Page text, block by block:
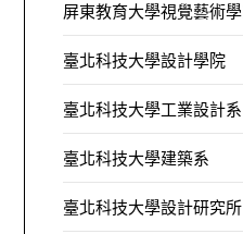
屏東教育大學視覺藝術
臺北科技大學設計學院
臺北科技大學工業設計系
臺北科技大學建築系
臺北科技大學設計研究所